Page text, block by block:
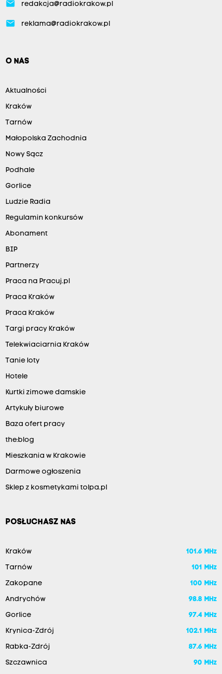
email redakcja@radiokrakow.pl
email reklama@radiokrakow.pl
O NAS
Aktualności
Kraków
Tarnów
Małopolska Zachodnia
Nowy Sącz
Podhale
Gorlice
Ludzie Radia
Regulamin konkursów
Abonament
BIP
Partnerzy
Praca na Pracuj.pl
Praca Kraków
Praca Kraków
Targi pracy Kraków
Telekwiaciarnia Kraków
Tanie loty
Hotele
Kurtki zimowe damskie
Artykuły biurowe
Baza ofert pracy
the:blog
Mieszkania w Krakowie
Darmowe ogłoszenia
Sklep z kosmetykami tolpa.pl
POSŁUCHASZ NAS
Kraków 101.6 MHz
Tarnów 101 MHz
Zakopane 100 MHz
Andrychów 98.8 MHz
Gorlice 97.4 MHz
Krynica-Zdrój 102.1 MHz
Rabka-Zdrój 87.6 MHz
Szczawnica 90 MHz